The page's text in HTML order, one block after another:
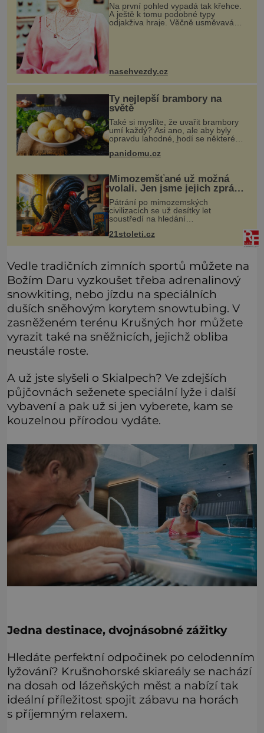
Na první pohled vypadá tak křehce.
A ještě k tomu podobné typy
odjakživa hraje. Věčně usměvavá
nasehvezdy.cz
Ty nejlepší brambory na
světě
Také si myslíte, že uvařit brambory
umí každý? Asi ano, ale aby byly
opravdu lahodné, hodí se některé
varné typy od A, tedy na saláty, po D
panidomu.cz
Mimozemšťané už možná
volali. Jen jsme jejich zprávu
nedokázali rozpoznat
Pátrání po mimozemských
civilizacích se už desítky let
soustředí na hledání
které by příroda sama vytvořila jen
21stoleti.cz
Vedle tradičních zimních sportů můžete na
Božím Daru vyzkoušet třeba adrenalinový
snowkiting, nebo jízdu na speciálních
duších sněhovým korytem snowtubing. V
zasněženém terénu Krušných hor můžete
vyrazit také na sněžnicích, jejichž obliba
neustále roste.
A už jste slyšeli o Skialpech? Ve zdejších
půjčovnách seženete speciální lyže i další
vybavení a pak už si jen vyberete, kam se
kouzelnou přírodou vydáte.
Jedna destinace, dvojnásobné zážitky
Hledáte perfektní odpočinek po celodenním
lyžování? Krušnohorské skiareály se nachází
na dosah od lázeňských měst a nabízí tak
ideální příležitost spojit zábavu na horách
s příjemným relaxem.